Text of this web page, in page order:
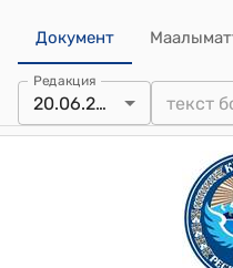
Документ
Редакция
20.06.2013